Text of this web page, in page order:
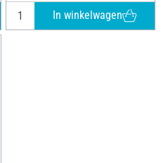
In winkelwagen